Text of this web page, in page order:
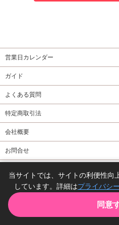
営業日カレンダー
ガイド
よくある質問
特定商取引法
会社概要
お問合せ
当サイトでは、サイトの利便性向
しています。詳細はプライバシ
同意